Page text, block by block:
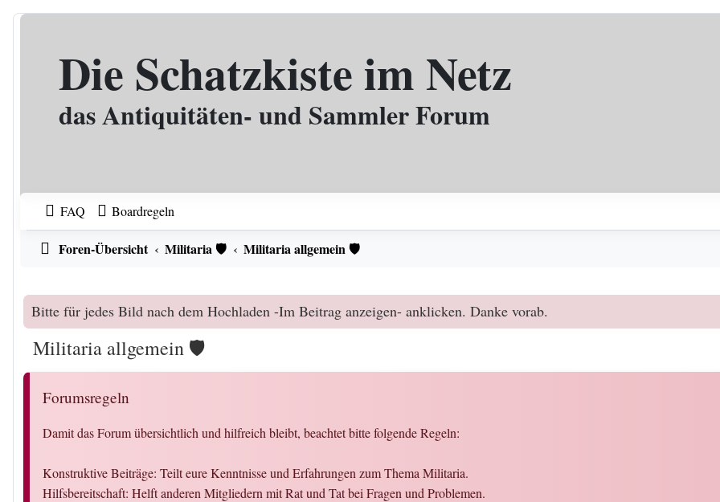
Zum Inhalt
Die Schatzkiste im Netz
das Antiquitäten- und Sammler Forum
FAQ Boardregeln
Foren-Übersicht Militaria 🛡️ Militaria allgemein 🛡️
Bitte für jedes Bild nach dem Hochladen -Im Beitrag anzeigen- anklicken. Danke vorab.
Militaria allgemein 🛡️
Forumsregeln
Damit das Forum übersichtlich und hilfreich bleibt, beachtet bitte folgende Regeln:
Konstruktive Beiträge: Teilt eure Kenntnisse und Erfahrungen zum Thema Militaria.
Hilfsbereitschaft: Helft anderen Mitgliedern mit Rat und Tat bei Fragen und Problemen.